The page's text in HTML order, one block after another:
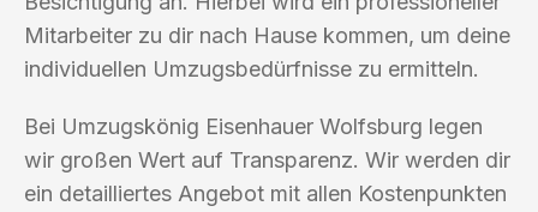
Mitarbeiter zu dir nach Hause kommen, um deine
individuellen Umzugsbedürfnisse zu ermitteln.
Bei Umzugskönig Eisenhauer Wolfsburg legen
wir großen Wert auf Transparenz. Wir werden dir
ein detailliertes Angebot mit allen Kostenpunkten